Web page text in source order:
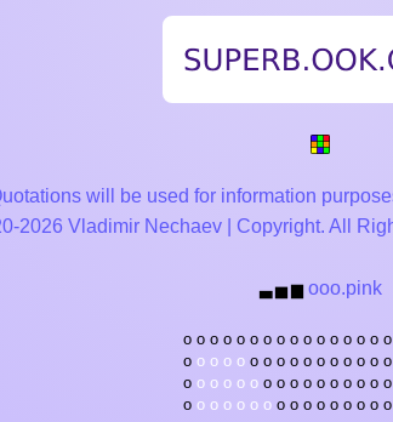
will be used for information
2026 Vladimir Nechaev | Copyright. All
▃ ▅ ▆ ooo.pink
o o o o o o o o o o o o o o o o
o o o o o o o o o o o o o o o o
o o o o o o o o o o o o o o o o
o o o o o o o o o o o o o o o o